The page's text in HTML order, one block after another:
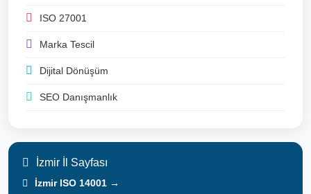
ISO 27001
Marka Tescil
Dijital Dönüşüm
SEO Danışmanlık
İzmir İl Sayfası
İzmir ISO 14001 →